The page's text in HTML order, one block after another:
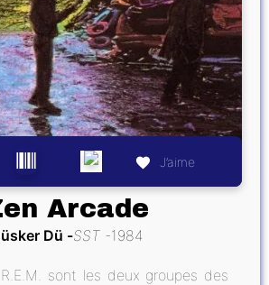
J’aime
Arcade
Dü SST 1984
sont les deux groupes des